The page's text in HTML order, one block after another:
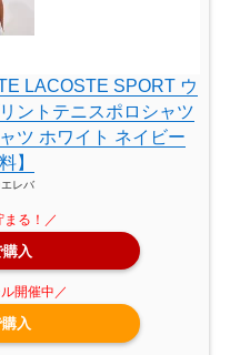
LACOSTE SPORT ウ
ントテニスポロシャツ
ツ ホワイト ネイビー
】
エレバ
入
入